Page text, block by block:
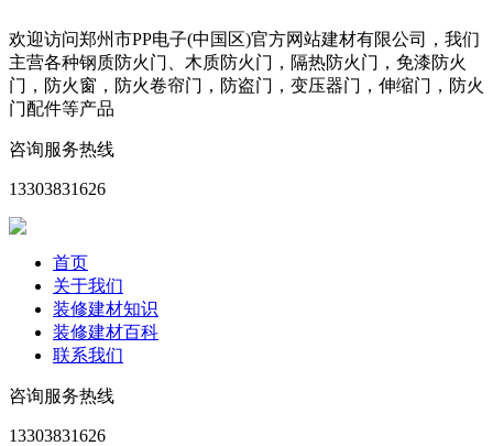
欢迎访问郑州市PP电子(中国区)官方网站建材有限公司，我们
主营各种钢质防火门、木质防火门，隔热防火门，免漆防火
门，防火窗，防火卷帘门，防盗门，变压器门，伸缩门，防火
门配件等产品
咨询服务热线
13303831626
首页
关于我们
装修建材知识
装修建材百科
联系我们
咨询服务热线
13303831626